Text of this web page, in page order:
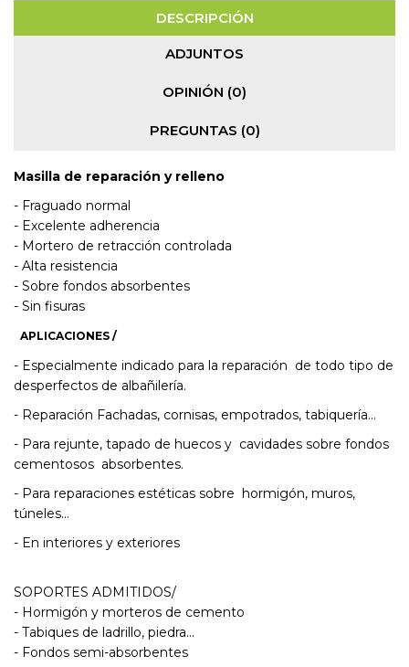
DESCRIPCIÓN
ADJUNTOS
OPINIÓN (0)
PREGUNTAS (0)
Masilla de reparación y relleno
- Fraguado normal
- Excelente adherencia
- Mortero de retracción controlada
- Alta resistencia
- Sobre fondos absorbentes
- Sin fisuras
APLICACIONES /
- Especialmente indicado para la reparación de todo tipo de
desperfectos de albañilería.
- Reparación Fachadas, cornisas, empotrados, tabiquería…
- Para rejunte, tapado de huecos y cavidades sobre fondos
cementosos absorbentes.
- Para reparaciones estéticas sobre hormigón, muros,
túneles…
- En interiores y exteriores
SOPORTES ADMITIDOS/
- Hormigón y morteros de cemento
- Tabiques de ladrillo, piedra…
- Fondos semi-absorbentes